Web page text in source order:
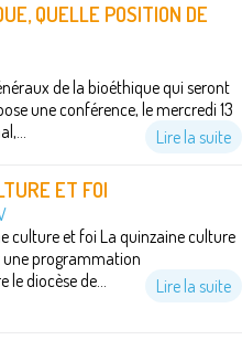
QUELLE POSITION DE
de la bioéthique qui seront
une conférence, le mercredi 13
Lire la suite
ET FOI
culture et foi La quinzaine culture
une programmation
diocèse de...
Lire la suite